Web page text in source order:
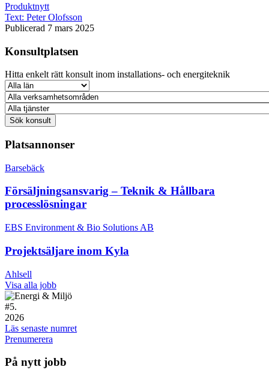
Produktnytt
Text: Peter Olofsson
Publicerad 7 mars 2025
Konsultplatsen
Hitta enkelt rätt konsult inom installations- och energiteknik
Platsannonser
Barsebäck
Försäljningsansvarig – Teknik & Hållbara
processlösningar
EBS Environment & Bio Solutions AB
Projektsäljare inom Kyla
Ahlsell
Visa alla jobb
#5.
2026
Läs senaste numret
Prenumerera
På nytt jobb